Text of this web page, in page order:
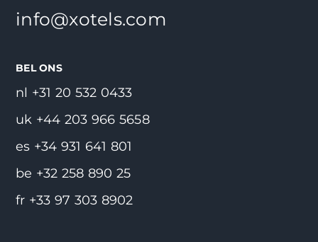
info@xotels.com
BEL ONS
nl +31 20 532 0433
uk +44 203 966 5658
es +34 931 641 801
be +32 258 890 25
fr +33 97 303 8902